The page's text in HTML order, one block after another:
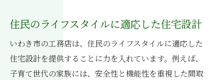
住民のライフスタイルに適応した住宅設計
いわき市の工務店は、住民のライフスタイルに適応した
住宅設計を提供することに力を入れています。例えば、
子育て世代の家族には、安全性と機能性を重視した間取